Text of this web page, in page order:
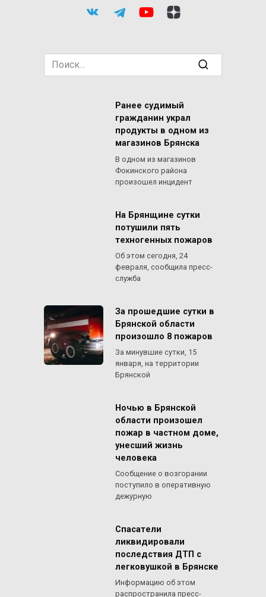
Search
for:
Ранее судимый
гражданин украл
продукты в одном из
магазинов Брянска
В одном из магазинов
Фокинского района
произошел инцидент
На Брянщине сутки
потушили пять
техногенных пожаров
Об этом сегодня, 24
февраля, сообщила пресс-
служба
За прошедшие сутки в
Брянской области
произошло 8 пожаров
За минувшие сутки, 15
января, на территории
Брянской
Ночью в Брянской
области произошел
пожар в частном доме,
унесший жизнь
человека
Сообщение о возгорании
поступило в оперативную
дежурную
Спасатели
ликвидировали
последствия ДТП с
легковушкой в Брянске
Информацию об этом
распространила пресс-